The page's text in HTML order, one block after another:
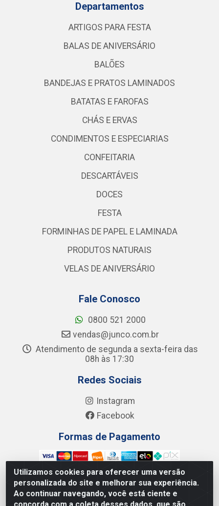
Utilizamos cookies para oferecer uma versão
personalizada do site e melhorar sua experiência.
Ao continuar navegando, você está ciente e
Departamentos
ARTIGOS PARA FESTA
BALAS DE ANIVERSÁRIO
BALÕES
BANDEJAS E PRATOS LAMINADOS
BATATAS E FAROFAS
CHÁS E ERVAS
CONDIMENTOS E ESPECIARIAS
CONFEITARIA
DESCARTÁVEIS
DOCES
FESTA
FORMINHAS DE PAPEL E LAMINADA
PRODUTOS NATURAIS
VELAS DE ANIVERSÁRIO
Fale Conosco
0800 521 2000
vendas@junco.com.br
Atendimento de segunda a sexta-feira das
08h às 17:30
Redes Sociais
Instagram
Facebook
Formas de Pagamento
Junco Industria e Comercio Ltda - R. Lineu Anterino
Mariano, 505 - Distrito Industrial, Uberlândia - MG CEP